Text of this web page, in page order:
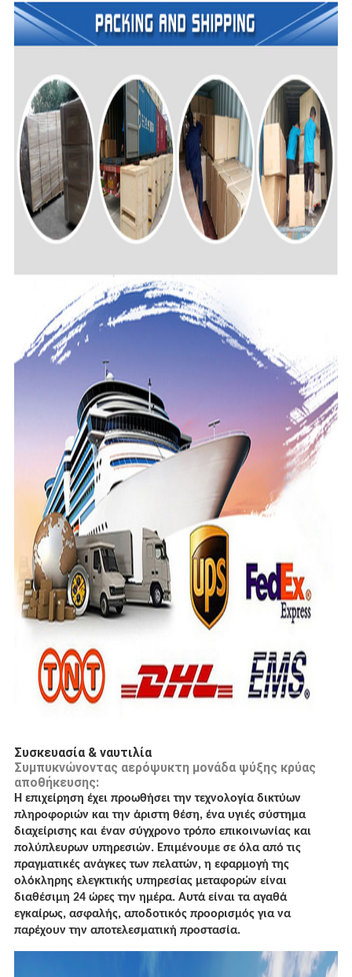
Συσκευασία & ναυτιλία
Συμπυκνώνοντας αερόψυκτη μονάδα ψύξης κρύας
αποθήκευσης:
Η επιχείρηση έχει προωθήσει την τεχνολογία δικτύων
πληροφοριών και την άριστη θέση, ένα υγιές σύστημα
διαχείρισης και έναν σύγχρονο τρόπο επικοινωνίας και
πολύπλευρων υπηρεσιών. Επιμένουμε σε όλα από τις
πραγματικές ανάγκες των πελατών, η εφαρμογή της
ολόκληρης ελεγκτικής υπηρεσίας μεταφορών είναι
διαθέσιμη 24 ώρες την ημέρα. Αυτά είναι τα αγαθά
εγκαίρως, ασφαλής, αποδοτικός προορισμός για να
παρέχουν την αποτελεσματική προστασία.